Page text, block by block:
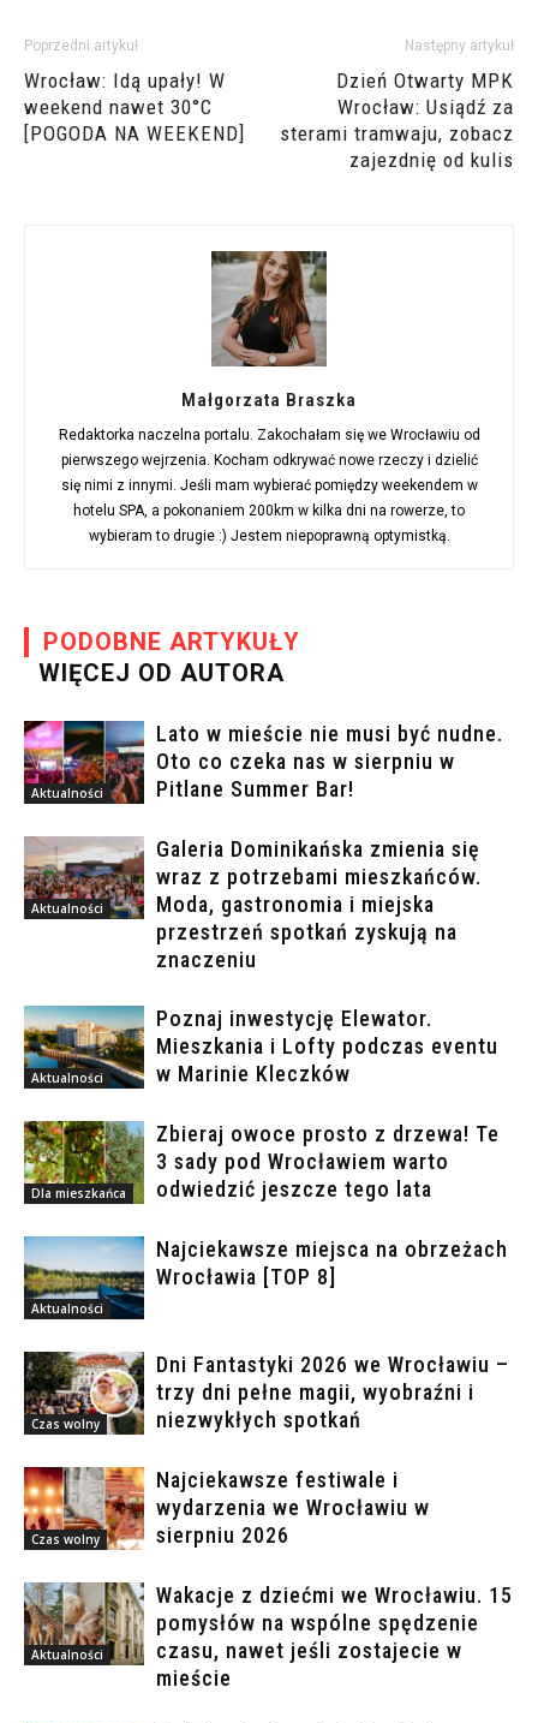
Poprzedni artykuł
Wrocław: Idą upały! W
weekend nawet 30°C
[POGODA NA WEEKEND]
Następny artykuł
Dzień Otwarty MPK
Wrocław: Usiądź za
sterami tramwaju, zobacz
zajezdnię od kulis
Małgorzata Braszka
Redaktorka naczelna portalu. Zakochałam się we Wrocławiu od
pierwszego wejrzenia. Kocham odkrywać nowe rzeczy i dzielić
się nimi z innymi. Jeśli mam wybierać pomiędzy weekendem w
hotelu SPA, a pokonaniem 200km w kilka dni na rowerze, to
wybieram to drugie :) Jestem niepoprawną optymistką.
PODOBNE ARTYKUŁY
WIĘCEJ OD AUTORA
Aktualności
Lato w mieście nie musi być nudne.
Oto co czeka nas w sierpniu w
Pitlane Summer Bar!
Aktualności
Galeria Dominikańska zmienia się
wraz z potrzebami mieszkańców.
Moda, gastronomia i miejska
przestrzeń spotkań zyskują na
znaczeniu
Aktualności
Poznaj inwestycję Elewator.
Mieszkania i Lofty podczas eventu
w Marinie Kleczków
Dla mieszkańca
Zbieraj owoce prosto z drzewa! Te
3 sady pod Wrocławiem warto
odwiedzić jeszcze tego lata
Aktualności
Najciekawsze miejsca na obrzeżach
Wrocławia [TOP 8]
Czas wolny
Dni Fantastyki 2026 we Wrocławiu –
trzy dni pełne magii, wyobraźni i
niezwykłych spotkań
Czas wolny
Najciekawsze festiwale i
wydarzenia we Wrocławiu w
sierpniu 2026
Aktualności
Wakacje z dziećmi we Wrocławiu. 15
pomysłów na wspólne spędzenie
czasu, nawet jeśli zostajecie w
mieście